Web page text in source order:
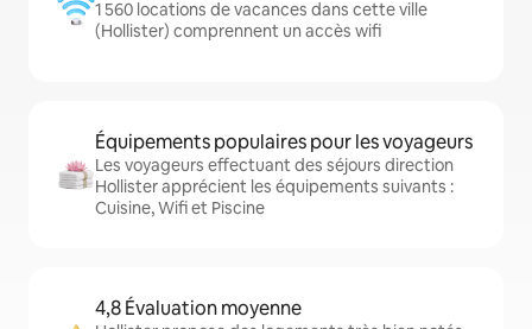
1 560 locations de vacances dans cette ville
(Hollister) comprennent un accès wifi
Équipements populaires pour les voyageurs
Les voyageurs effectuant des séjours direction
Hollister apprécient les équipements suivants :
Cuisine, Wifi et Piscine
4,8 Évaluation moyenne